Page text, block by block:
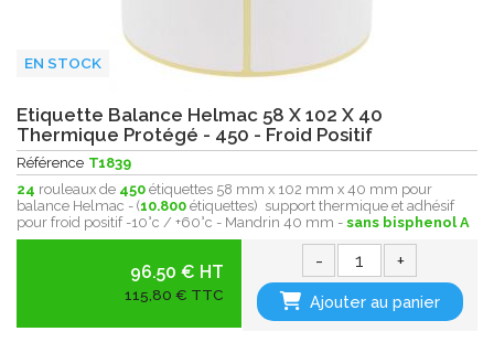
EN STOCK
Etiquette Balance Helmac 58 X 102 X 40
Thermique Protégé - 450 - Froid Positif
Référence T1839
24 rouleaux de 450 étiquettes 58 mm x 102 mm x 40 mm pour
balance Helmac - (10.800 étiquettes) support thermique et adhésif
pour froid positif -10°c / +60°c - Mandrin 40 mm - sans bisphenol A
96.50 € HT
115,80 € TTC
- +
Ajouter au panier